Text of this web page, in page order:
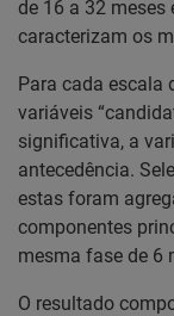
de 16 a 32 meses
caracterizam os
Para cada escala
variáveis
significativa, a
antecedência.
estas foram
componentes
mesma fase de 6
O resultado